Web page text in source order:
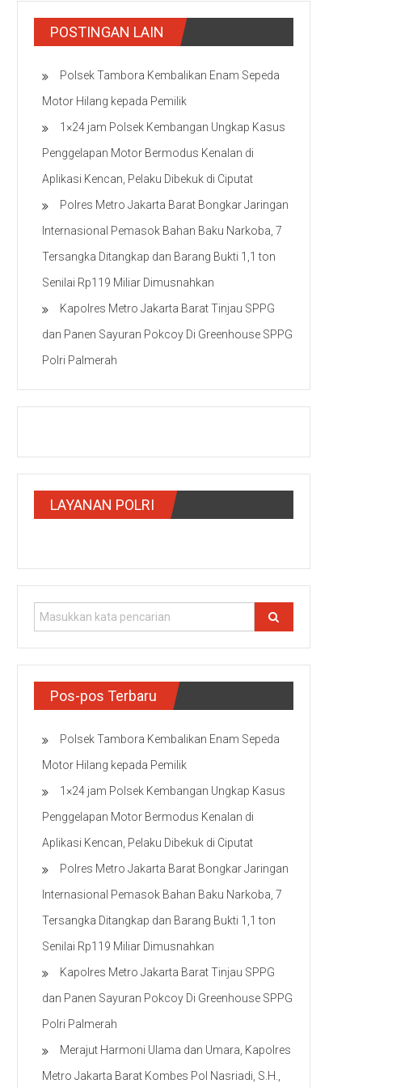
POSTINGAN LAIN
Polsek Tambora Kembalikan Enam Sepeda
Motor Hilang kepada Pemilik
1×24 jam Polsek Kembangan Ungkap Kasus
Penggelapan Motor Bermodus Kenalan di
Aplikasi Kencan, Pelaku Dibekuk di Ciputat
Polres Metro Jakarta Barat Bongkar Jaringan
Internasional Pemasok Bahan Baku Narkoba, 7
Tersangka Ditangkap dan Barang Bukti 1,1 ton
Senilai Rp119 Miliar Dimusnahkan
Kapolres Metro Jakarta Barat Tinjau SPPG
dan Panen Sayuran Pokcoy Di Greenhouse SPPG
Polri Palmerah
LAYANAN POLRI
Pos-pos Terbaru
Polsek Tambora Kembalikan Enam Sepeda
Motor Hilang kepada Pemilik
1×24 jam Polsek Kembangan Ungkap Kasus
Penggelapan Motor Bermodus Kenalan di
Aplikasi Kencan, Pelaku Dibekuk di Ciputat
Polres Metro Jakarta Barat Bongkar Jaringan
Internasional Pemasok Bahan Baku Narkoba, 7
Tersangka Ditangkap dan Barang Bukti 1,1 ton
Senilai Rp119 Miliar Dimusnahkan
Kapolres Metro Jakarta Barat Tinjau SPPG
dan Panen Sayuran Pokcoy Di Greenhouse SPPG
Polri Palmerah
Merajut Harmoni Ulama dan Umara, Kapolres
Metro Jakarta Barat Kombes Pol Nasriadi, S.H.,